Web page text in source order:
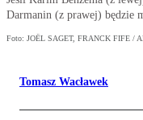
Darmanin (z prawej) będzie
Foto: JOËL SAGET, FRANCK FIFE /
Tomasz Wacławek